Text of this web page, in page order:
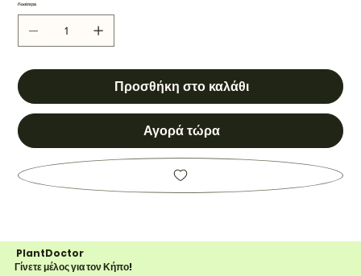
Ποσότητα
Προσθήκη στο καλάθι
Αγορά τώρα
PlantDoctor
Γίνετε μέλος για τον Κήπο!